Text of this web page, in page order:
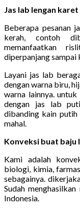
Jas lab lengan karet
Beberapa pesanan
kerah, contoh
memanfaatkan
diperpanjang sampai
Layani jas lab
dengan warna biru,
warna lainnya.
dengan jas lab
dibanding kain putih
mahal.
Konveksi buat baju
Kami adalah
biologi, kimia,
sebagainya.
Sudah
Indonesia.